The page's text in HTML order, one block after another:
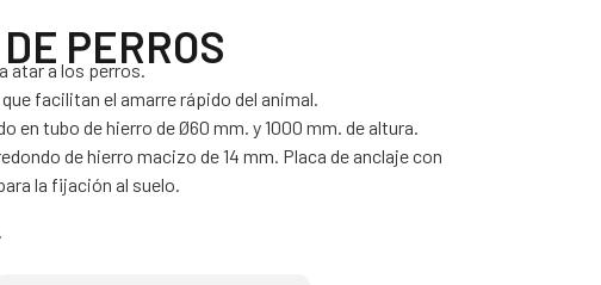
PERROS
atar a los perros.
facilitan el amarre rápido del animal.
en tubo de hierro de Ø60 mm. y 1000 mm. de altura.
de hierro macizo de 14 mm. Placa de anclaje con
la fijación al suelo.